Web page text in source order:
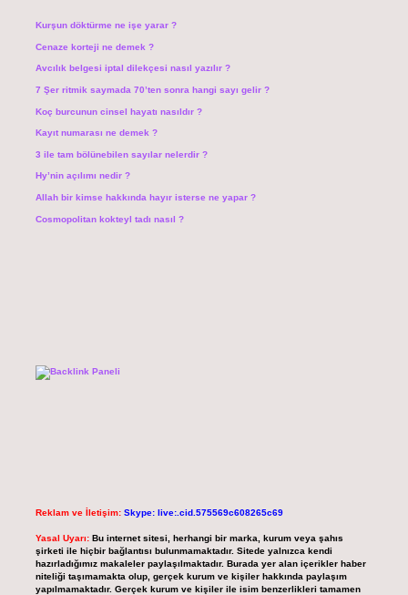
Kurşun döktürme ne işe yarar ?
Cenaze korteji ne demek ?
Avcılık belgesi iptal dilekçesi nasıl yazılır ?
7 Şer ritmik saymada 70’ten sonra hangi sayı gelir ?
Koç burcunun cinsel hayatı nasıldır ?
Kayıt numarası ne demek ?
3 ile tam bölünebilen sayılar nelerdir ?
Hy’nin açılımı nedir ?
Allah bir kimse hakkında hayır isterse ne yapar ?
Cosmopolitan kokteyl tadı nasıl ?
Reklam ve İletişim: Skype: live:.cid.575569c608265c69
Yasal Uyarı: Bu internet sitesi, herhangi bir marka, kurum veya şahıs
şirketi ile hiçbir bağlantısı bulunmamaktadır. Sitede yalnızca kendi
hazırladığımız makaleler paylaşılmaktadır. Burada yer alan içerikler haber
niteliği taşımamakta olup, gerçek kurum ve kişiler hakkında paylaşım
yapılmamaktadır. Gerçek kurum ve kişiler ile isim benzerlikleri tamamen